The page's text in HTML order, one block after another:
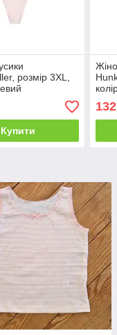
розмір 3XL,
Купити
132